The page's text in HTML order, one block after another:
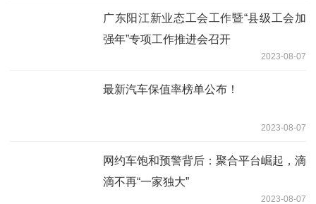
广东阳江新业态工会工作暨“县级工会加
强年”专项工作推进会召开
2023-08-07
最新汽车保值率榜单公布！
2023-08-07
网约车饱和预警背后：聚合平台崛起，滴
滴不再“一家独大”
2023-08-07